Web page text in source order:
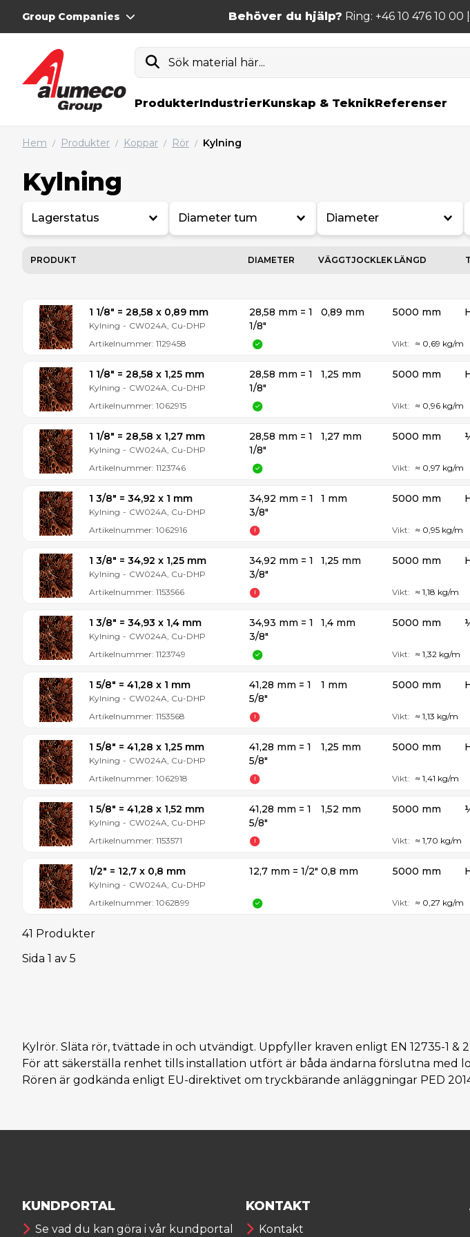
Group Companies Behöver du hjälp? Ring: +46 10 476 10
Sök material här...
ProdukterIndustrierKunskap & TeknikReferenser
Hem / Produkter / Koppar / Rör / Kylning
Kylning
Lagerstatus Diameter tum Diameter
PRODUKT DIAMETER VÄGGTJOCKLEK LÄNGD
1 1/8″ = 28,58 x 0,89 mm
Kylning - CW024A, Cu-DHP
Artikelnummer: 1129458
28,58 mm = 1
1/8″
0,89 mm 5000 mm
Vikt: ≈ 0,69 kg/m
1 1/8″ = 28,58 x 1,25 mm
Kylning - CW024A, Cu-DHP
Artikelnummer: 1062915
28,58 mm = 1
1/8″
1,25 mm 5000 mm
Vikt: ≈ 0,96 kg/m
1 1/8″ = 28,58 x 1,27 mm
Kylning - CW024A, Cu-DHP
Artikelnummer: 1123746
28,58 mm = 1
1/8″
1,27 mm 5000 mm
Vikt: ≈ 0,97 kg/m
1 3/8″ = 34,92 x 1 mm
Kylning - CW024A, Cu-DHP
Artikelnummer: 1062916
34,92 mm = 1
3/8″
1 mm 5000 mm
Vikt: ≈ 0,95 kg/m
1 3/8″ = 34,92 x 1,25 mm
Kylning - CW024A, Cu-DHP
Artikelnummer: 1153566
34,92 mm = 1
3/8″
1,25 mm 5000 mm
Vikt: ≈ 1,18 kg/m
1 3/8″ = 34,93 x 1,4 mm
Kylning - CW024A, Cu-DHP
Artikelnummer: 1123749
34,93 mm = 1
3/8″
1,4 mm 5000 mm
Vikt: ≈ 1,32 kg/m
1 5/8″ = 41,28 x 1 mm
Kylning - CW024A, Cu-DHP
Artikelnummer: 1153568
41,28 mm = 1
5/8″
1 mm 5000 mm
Vikt: ≈ 1,13 kg/m
1 5/8″ = 41,28 x 1,25 mm
Kylning - CW024A, Cu-DHP
Artikelnummer: 1062918
41,28 mm = 1
5/8″
1,25 mm 5000 mm
Vikt: ≈ 1,41 kg/m
1 5/8″ = 41,28 x 1,52 mm
Kylning - CW024A, Cu-DHP
Artikelnummer: 1153571
41,28 mm = 1
5/8″
1,52 mm 5000 mm
Vikt: ≈ 1,70 kg/m
1/2″ = 12,7 x 0,8 mm
Kylning - CW024A, Cu-DHP
Artikelnummer: 1062899
12,7 mm = 1/2″ 0,8 mm 5000 mm
Vikt: ≈ 0,27 kg/m
41 Produkter
Sida 1 av 5
Kylrör. Släta rör, tvättade in och utvändigt. Uppfyller kraven enligt EN 12735-1 & 2.
För att säkerställa renhet tills installation utfört är båda ändarna förslutna med
Rören är godkända enligt EU-direktivet om tryckbärande anläggningar PED
KUNDPORTAL
Se vad du kan göra i vår kundportal
KONTAKT
Kontakt